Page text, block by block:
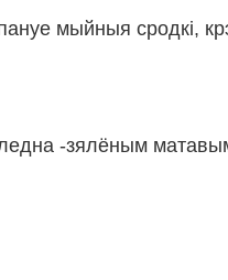
мыйныя сродкі,
-зялёным